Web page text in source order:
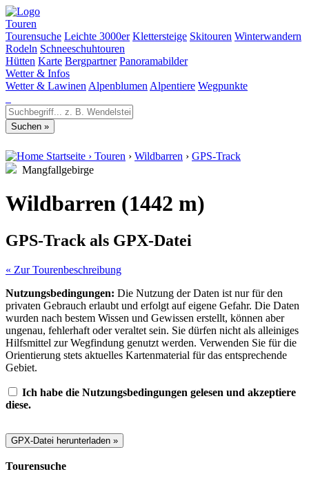
Touren
Tourensuche Leichte 3000er Klettersteige Skitouren Winterwandern
Rodeln Schneeschuhtouren
Hütten Karte Bergpartner Panoramabilder
Wetter & Infos
Wetter & Lawinen Alpenblumen Alpentiere Wegpunkte
Startseite › Touren › Wildbarren › GPS-Track
Mangfallgebirge
Wildbarren (1442 m)
GPS-Track als GPX-Datei
« Zur Tourenbeschreibung
Nutzungsbedingungen: Die Nutzung der Daten ist nur für den
privaten Gebrauch erlaubt und erfolgt auf eigene Gefahr. Die Daten
wurden nach bestem Wissen und Gewissen erstellt, können aber
ungenau, fehlerhaft oder veraltet sein. Sie dürfen nicht als alleiniges
Hilfsmittel zur Wegfindung genutzt werden. Verwenden Sie für die
Orientierung stets aktuelles Kartenmaterial für das entsprechende
Gebiet.
Ich habe die Nutzungsbedingungen gelesen und akzeptiere
diese.
Tourensuche